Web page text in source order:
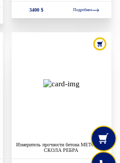
3400 $ Подробнее
Измеритель прочности бетона МЕТОДОМ
СКОЛА РЕБРА